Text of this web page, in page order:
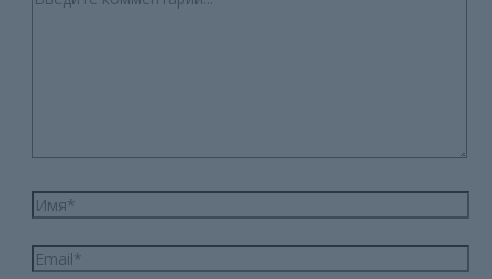
комментарий...
Имя*
Email*